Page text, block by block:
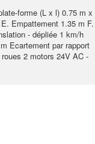
forme (L x l) 0.75 m x
Empattement 1.35 m F.
- dépliée 1 km/h
Ecartement par rapport
2 motors 24V AC -